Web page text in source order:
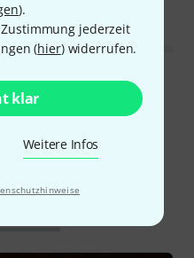
).
jederzeit
(hier) widerrufen.
klar
Weitere Infos
MELDEN
lesen